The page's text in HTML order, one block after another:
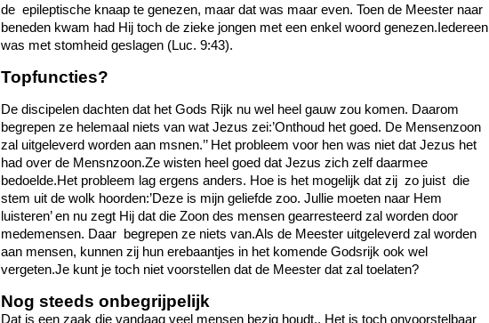
de epileptische knaap te genezen, maar dat was maar even. Toen de Meester naar
beneden kwam had Hij toch de zieke jongen met een enkel woord genezen.Iedereen
was met stomheid geslagen (Luc. 9:43).
Topfuncties?
De discipelen dachten dat het Gods Rijk nu wel heel gauw zou komen. Daarom
begrepen ze helemaal niets van wat Jezus zei:’Onthoud het goed. De Mensenzoon
zal uitgeleverd worden aan msnen.’’ Het probleem voor hen was niet dat Jezus het
had over de Mensnzoon.Ze wisten heel goed dat Jezus zich zelf daarmee
bedoelde.Het probleem lag ergens anders. Hoe is het mogelijk dat zij zo juist die
stem uit de wolk hoorden:’Deze is mijn geliefde zoo. Jullie moeten naar Hem
luisteren’ en nu zegt Hij dat die Zoon des mensen gearresteerd zal worden door
medemensen. Daar begrepen ze niets van.Als de Meester uitgeleverd zal worden
aan mensen, kunnen zij hun erebaantjes in het komende Godsrijk ook wel
vergeten.Je kunt je toch niet voorstellen dat de Meester dat zal toelaten?
Nog steeds onbegrijpelijk
Dat is een zaak die vandaag veel mensen bezig houdt.. Het is toch onvoorstelbaar